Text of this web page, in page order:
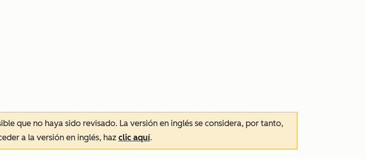
que no haya sido revisado. La versión en inglés se considera, por tanto,
a la versión en inglés, haz clic aquí.